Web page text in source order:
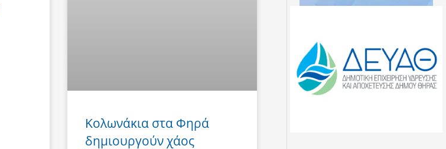
Κολωνάκια στα Φηρά
δημιουργούν χάος